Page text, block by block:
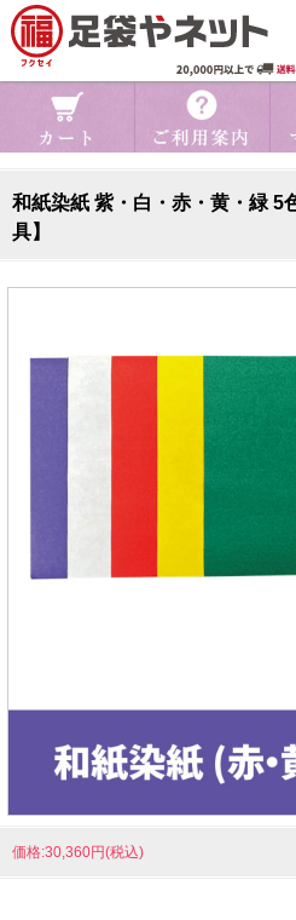
和紙染紙 紫・白・赤・黄・緑 5
具】
価格:30,360円(税込)